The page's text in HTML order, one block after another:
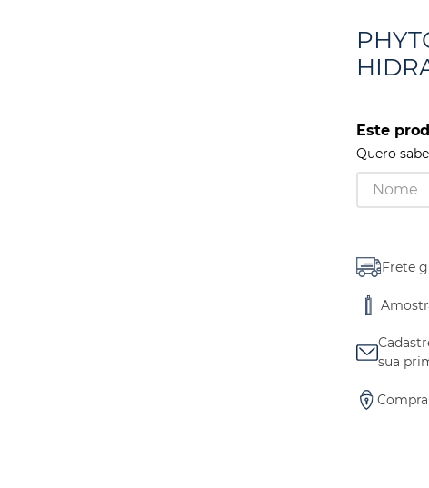
Este
Quero
Frete
sua